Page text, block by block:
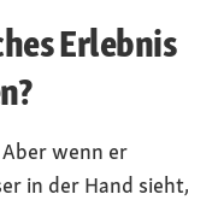
Erlebnis
wenn er
in der Hand sieht,